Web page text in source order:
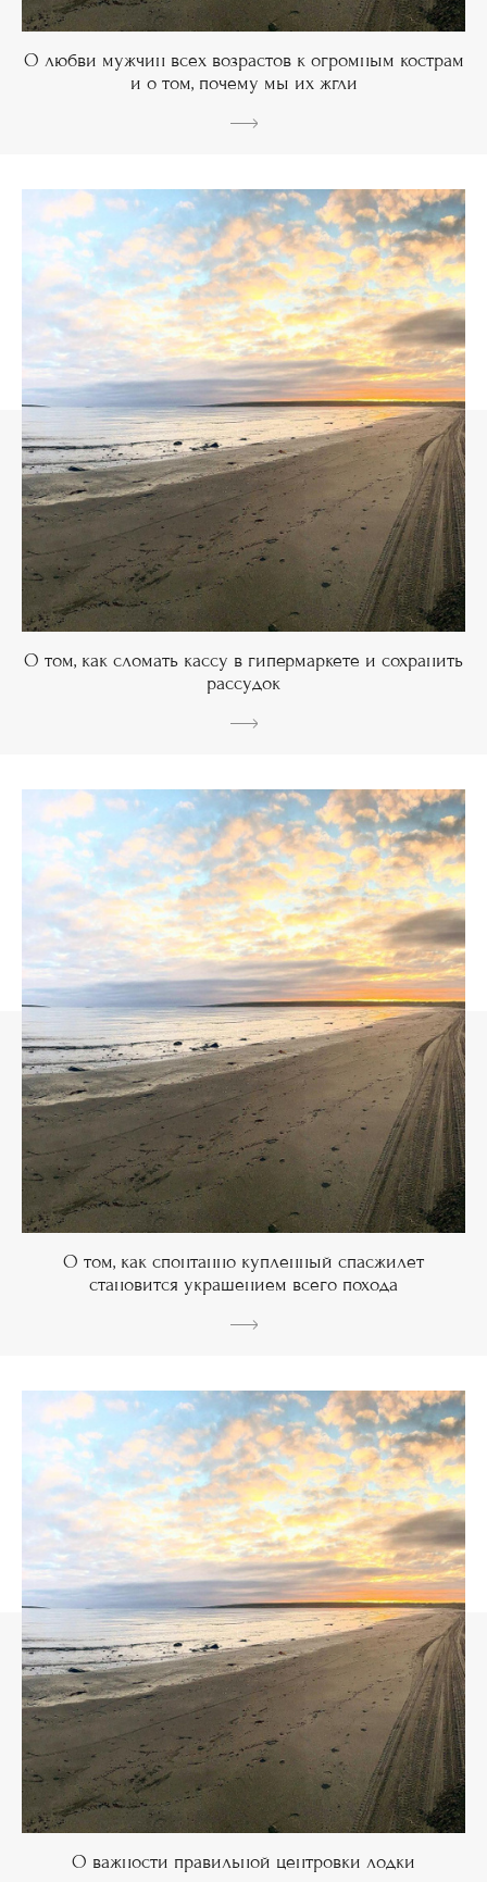
О любви мужчин всех возрастов к огромным кострам
и о том, почему мы их жгли
О том, как сломать кассу в гипермаркете и сохранить
рассудок
О том, как спонтанно купленный спасжилет
становится украшением всего похода
О важности правильной центровки лодки